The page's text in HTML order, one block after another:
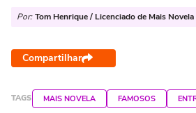
Por: Tom Henrique / Licenciado de Mais Novela
Compartilhar
TAGS MAIS NOVELA FAMOSOS